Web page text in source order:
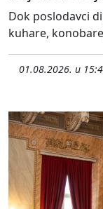
Dok poslodavci
kuhare,
01.08.2026. u